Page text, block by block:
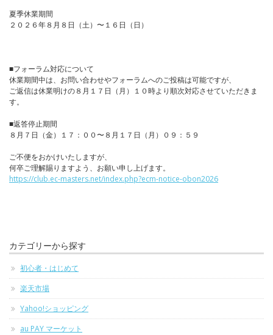
夏季休業期間
２０２６年８月８日（土）〜１６日（日）
■フォーラム対応について
休業期間中は、お問い合わせやフォーラムへのご投稿は可能ですが、
ご返信は休業明けの８月１７日（月）１０時より順次対応させていただきま
す。
■返答停止期間
８月７日（金）１７：００〜８月１７日（月）０９：５９
ご不便をおかけいたしますが、
何卒ご理解賜りますよう、お願い申し上げます。
https://club.ec-masters.net/index.php?ecm-notice-obon2026
カテゴリーから探す
初心者・はじめて
楽天市場
Yahoo!ショッピング
au PAY マーケット